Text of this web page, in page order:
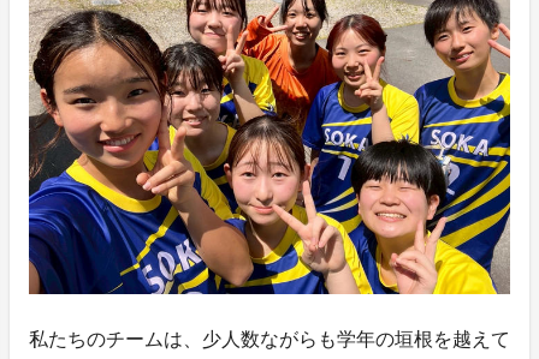
私たちのチームは、少人数ながらも学年の垣根を越えて